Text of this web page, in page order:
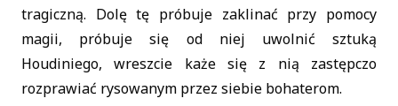
tragiczną. Dolę tę próbuje zaklinać przy pomocy
magii, próbuje się od niej uwolnić sztuką
Houdiniego, wreszcie każe się z nią zastępczo
rozprawiać rysowanym przez siebie bohaterom.